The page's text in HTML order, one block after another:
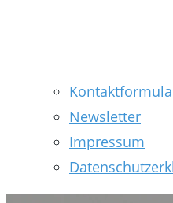
Newsletter
Impressum